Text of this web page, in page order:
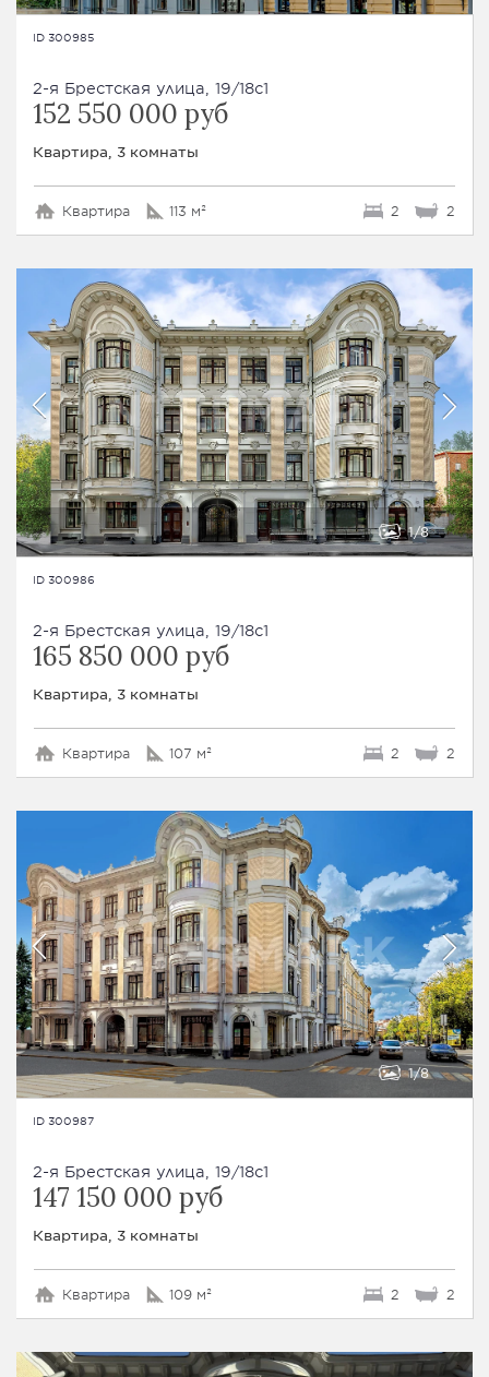
ID 300985
2-я Брестская улица, 19/18с1
152 550 000 руб
Квартира, 3 комнаты
Квартира 113 м² 2 2
1 8
ID 300986
2-я Брестская улица, 19/18с1
165 850 000 руб
Квартира, 3 комнаты
Квартира 107 м² 2 2
1 8
ID 300987
2-я Брестская улица, 19/18с1
147 150 000 руб
Квартира, 3 комнаты
Квартира 109 м² 2 2